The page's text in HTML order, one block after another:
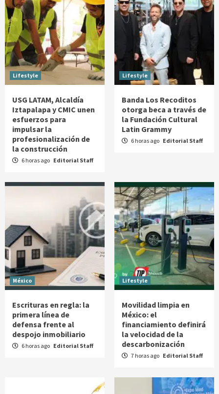
Lifestyle
USG LATAM, Alcaldía
Iztapalapa y CMIC unen
esfuerzos para
impulsar la
profesionalización de
la construcción
6 horas ago Editorial Staff
Lifestyle
Banda Los Recoditos
otorga beca a través de
la Fundación Cultural
Latin Grammy
6 horas ago Editorial Staff
México
Escrituras en regla: la
primera línea de
defensa frente al
despojo inmobiliario
6 horas ago Editorial Staff
Lifestyle
Movilidad limpia en
México: el
financiamiento definirá
la velocidad de la
descarbonización
7 horas ago Editorial Staff